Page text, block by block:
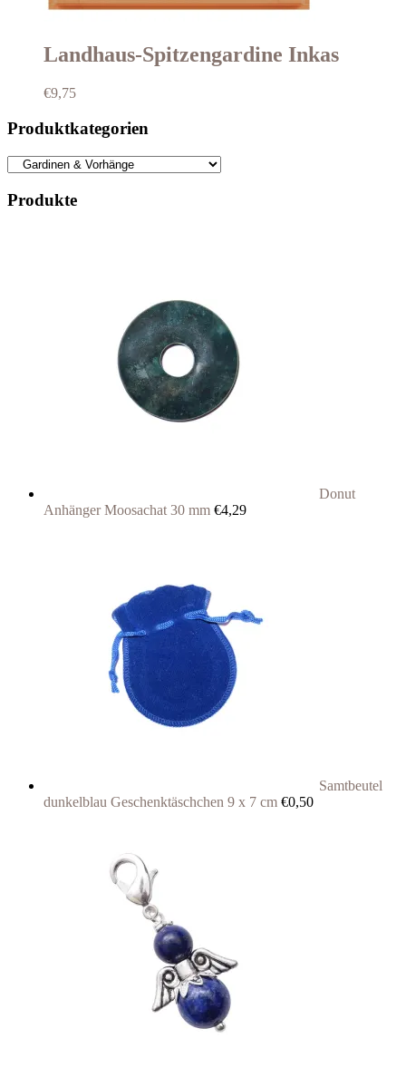
Landhaus-Spitzengardine Inkas
€9,75
Produktkategorien
Produkte
Donut
Anhänger Moosachat 30 mm €4,29
Samtbeutel
dunkelblau Geschenktäschchen 9 x 7 cm €0,50